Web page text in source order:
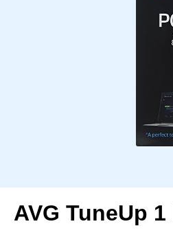
AVG TuneUp